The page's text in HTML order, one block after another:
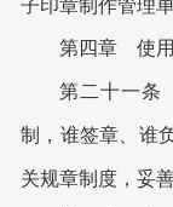
子印章制作管理
第四章 使
第二十一条
制，谁签章、谁
关规章制度，妥